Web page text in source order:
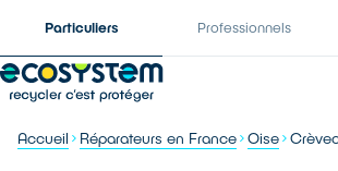
Particuliers Professionnels
Accueil Réparateurs en France Oise